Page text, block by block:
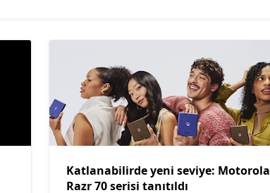
Katlanabilirde yeni seviye: Motorola
Razr 70 serisi tanıtıldı